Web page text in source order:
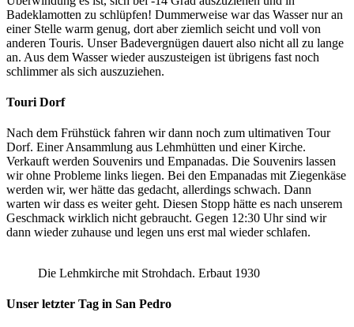
Badeklamotten zu schlüpfen! Dummerweise war das Wasser nur an
einer Stelle warm genug, dort aber ziemlich seicht und voll von
anderen Touris. Unser Badevergnügen dauert also nicht all zu lange
an. Aus dem Wasser wieder auszusteigen ist übrigens fast noch
schlimmer als sich auszuziehen.
Touri Dorf
Nach dem Frühstück fahren wir dann noch zum ultimativen Tour
Dorf. Einer Ansammlung aus Lehmhütten und einer Kirche.
Verkauft werden Souvenirs und Empanadas. Die Souvenirs lassen
wir ohne Probleme links liegen. Bei den Empanadas mit Ziegenkäse
werden wir, wer hätte das gedacht, allerdings schwach. Dann
warten wir dass es weiter geht. Diesen Stopp hätte es nach unserem
Geschmack wirklich nicht gebraucht. Gegen 12:30 Uhr sind wir
dann wieder zuhause und legen uns erst mal wieder schlafen.
Die Lehmkirche mit Strohdach. Erbaut 1930
Unser letzter Tag in San Pedro